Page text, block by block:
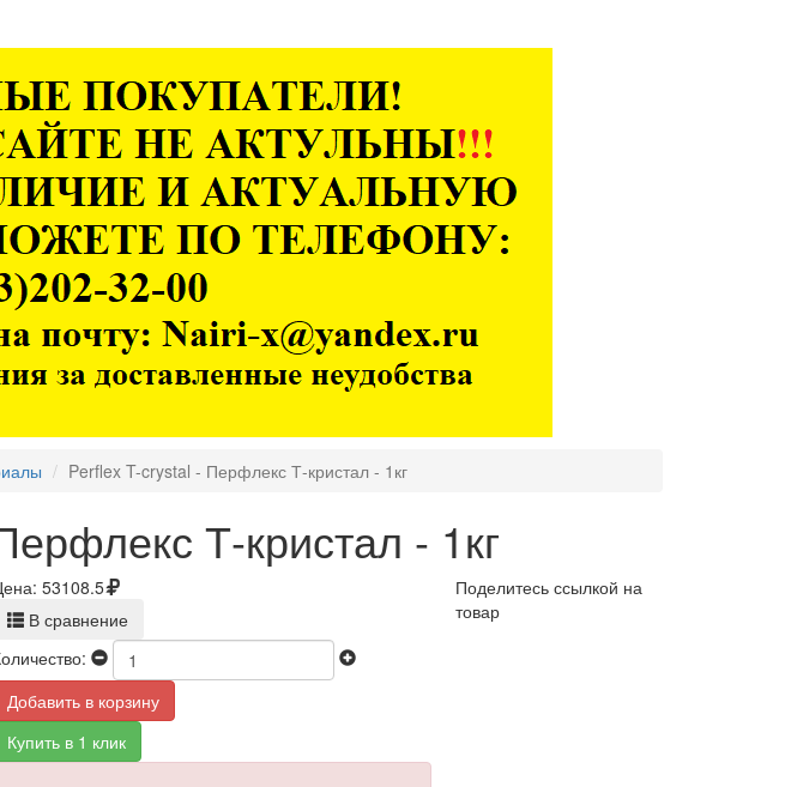
Perflex T-crystal - Перфлекс Т-кристал - 1кг
Т-кристал - 1кг
53108.5
В сравнение
Добавить в корзину
Купить в 1 клик
Поделитесь ссылкой на
товар